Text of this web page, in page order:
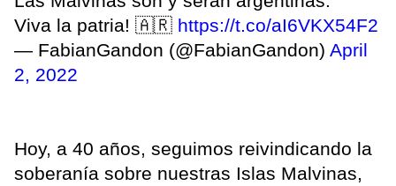
Viva la patria! 🇦🇷 https://t.co/aI6VKX54F2
— FabianGandon (@FabianGandon) April
2, 2022
Hoy, a 40 años, seguimos reivindicando la
soberanía sobre nuestras Islas Malvinas,